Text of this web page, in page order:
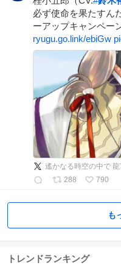
必ず使命を果たす
ーアップキャンペー
ryugu.go.link/ebiGw
288
790
も
トレンドランキング